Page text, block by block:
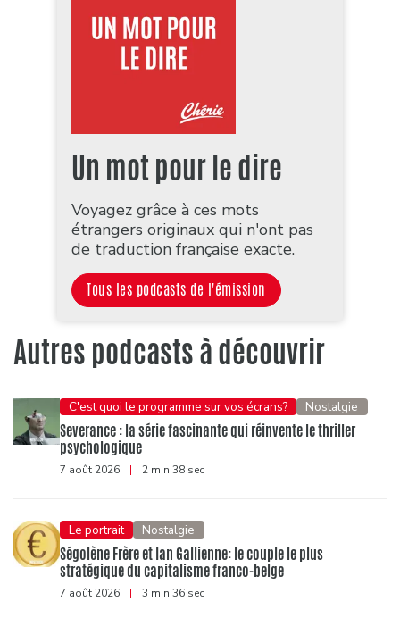
Un mot pour le dire
Voyagez grâce à ces mots
étrangers originaux qui n'ont pas
de traduction française exacte.
Tous les podcasts de l'émission
Autres podcasts à découvrir
C'est quoi le programme sur vos écrans? Nostalgie
Severance : la série fascinante qui réinvente le thriller
psychologique
7 août 2026 | 2 min 38 sec
Le portrait Nostalgie
Ségolène Frère et Ian Gallienne: le couple le plus
stratégique du capitalisme franco-belge
7 août 2026 | 3 min 36 sec